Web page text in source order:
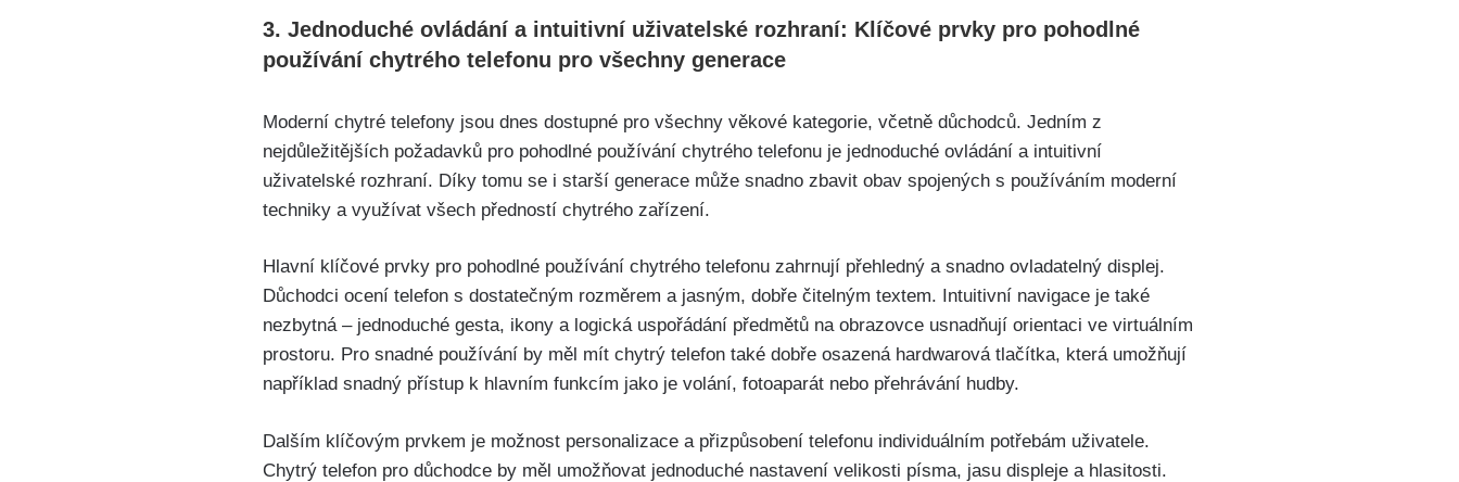
3. Jednoduché ovládání a intuitivní uživatelské rozhraní: Klíčové ⁢prvky pro pohodlné
používání chytrého⁣ telefonu pro všechny generace
Moderní chytré telefony⁤ jsou dnes dostupné pro všechny věkové kategorie, včetně důchodců. Jedním z
nejdůležitějších požadavků ⁣pro pohodlné používání chytrého telefonu je jednoduché⁣ ovládání‍ a intuitivní
uživatelské rozhraní. Díky ‌tomu se i starší generace může snadno zbavit obav spojených s používáním moderní
techniky a využívat všech předností chytrého zařízení.
Hlavní klíčové prvky ⁣pro pohodlné používání chytrého telefonu zahrnují přehledný a snadno ovladatelný displej.​
Důchodci ocení telefon s dostatečným rozměrem a jasným, dobře čitelným textem. Intuitivní navigace je také
‌nezbytná – jednoduché gesta, ikony a logická uspořádání předmětů na obrazovce usnadňují orientaci ve virtuálním
prostoru. Pro snadné používání by měl mít chytrý telefon také dobře osazená hardwarová tlačítka, která umožňují
například snadný přístup k ⁢hlavním funkcím jako je volání, ⁤fotoaparát⁢ nebo přehrávání hudby.
Dalším klíčovým prvkem je‌ možnost personalizace a přizpůsobení telefonu individuálním potřebám uživatele.
Chytrý telefon pro důchodce by měl umožňovat‌ jednoduché nastavení velikosti písma, jasu displeje ⁤a hlasitosti. ​